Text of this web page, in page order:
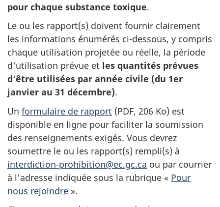
pour chaque substance toxique.
Le ou les rapport(s) doivent fournir clairement
les informations énumérés ci-dessous, y compris
chaque utilisation projetée ou réelle, la période
d'utilisation prévue et les quantités prévues
d’être utilisées par année civile (du 1er
janvier au 31 décembre).
Un formulaire de rapport (PDF, 206 Ko) est
disponible en ligne pour faciliter la soumission
des renseignements exigés. Vous devrez
soumettre le ou les rapport(s) rempli(s) à
interdiction-prohibition@ec.gc.ca ou par courrier
à l'adresse indiquée sous la rubrique « Pour
nous rejoindre ».